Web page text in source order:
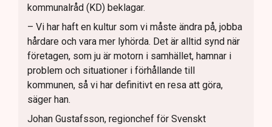
kommunalråd (KD) beklagar.
– Vi har haft en kultur som vi måste ändra på, jobba
hårdare och vara mer lyhörda. Det är alltid synd när
företagen, som ju är motorn i samhället, hamnar i
problem och situationer i förhållande till
kommunen, så vi har definitivt en resa att göra,
säger han.
Johan Gustafsson, regionchef för Svenskt